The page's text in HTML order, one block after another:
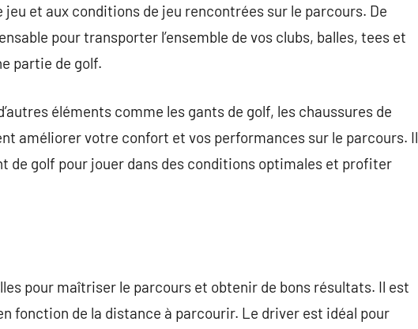
et aux conditions de jeu rencontrées sur le parcours. De
pour transporter l’ensemble de vos clubs, balles, tees et
partie de golf.
éléments comme les gants de golf, les chaussures de
améliorer votre confort et vos performances sur le parcours. Il
de golf pour jouer dans des conditions optimales et profiter
pour maîtriser le parcours et obtenir de bons résultats. Il est
fonction de la distance à parcourir. Le driver est idéal pour